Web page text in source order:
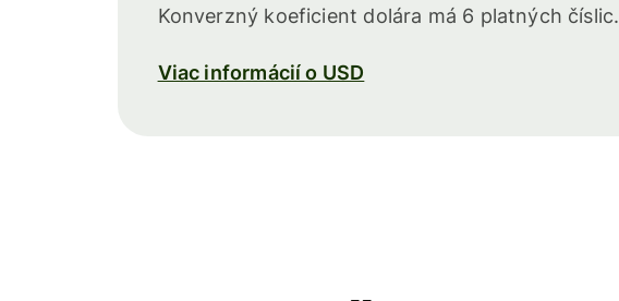
Konverzný koeficient dolára má 6 platných číslic.
Viac informácií o USD